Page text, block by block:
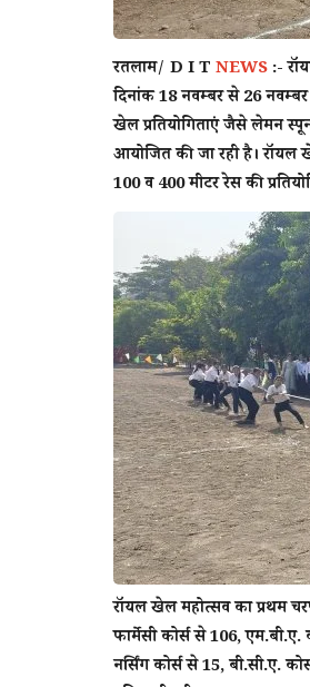
रतलाम/ D I T NEWS :-
दिनांक 18 नवम्बर से 26
खेल प्रतियोगिताएं जैसे लेमन
आयोजित की जा रही है। राॅयल
100 व 400 मीटर रेस की
राॅयल खेल महोत्सव का प्रथम
फार्मेसी कोर्स से 106,
नर्सिंग कोर्स से 15, बी.सी.ए.